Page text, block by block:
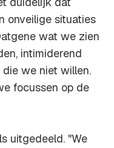
onveilige situaties
wat we zien
intimiderend
we niet willen.
focussen op de
uitgedeeld. "We